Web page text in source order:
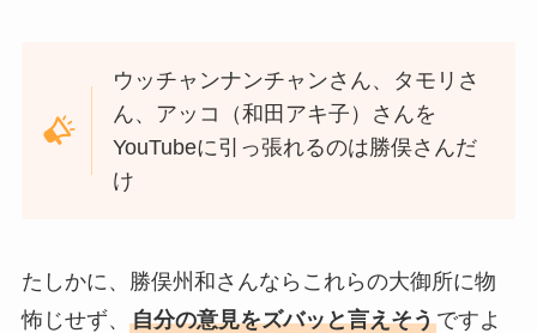
ウッチャンナンチャンさん、タモリさ
ん、アッコ（和田アキ子）さんを
YouTubeに引っ張れるのは勝俣さんだ
け
たしかに、勝俣州和さんならこれらの大御所に物
怖じせず、 自分の意見をズバッと言えそうですよ